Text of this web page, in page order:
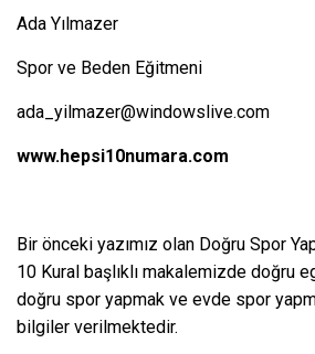
Ada Yılmazer
Spor ve Beden Eğitmeni
ada_yilmazer@windowslive.com
www.hepsi10numara.com
Bir önceki yazımız olan Doğru Spor
10 Kural başlıklı makalemizde doğru
doğru spor yapmak ve evde spor
bilgiler verilmektedir.